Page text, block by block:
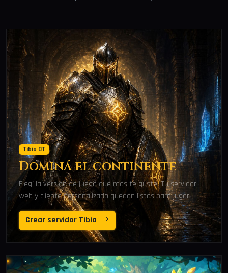
Tibia OT
Dominá el continente
Elegí la versión de juego que más te guste. Tu servidor,
web y cliente personalizado quedan listos para jugar.
Crear servidor Tibia